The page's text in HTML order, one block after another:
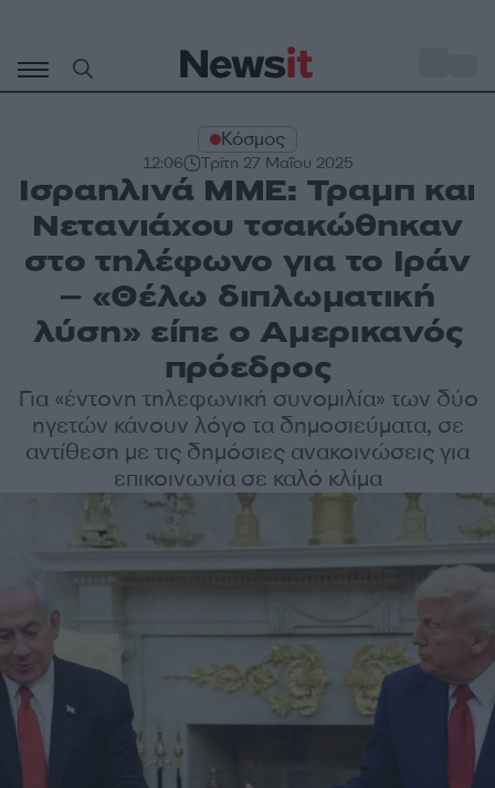
περιεχόμενο
Κόσμος
12:06 Τρίτη 27 Μαΐου 2025
Ισραηλινά ΜΜΕ: Τραμπ και
Νετανιάχου τσακώθηκαν
στο τηλέφωνο για το Ιράν
– «Θέλω διπλωματική
λύση» είπε ο Αμερικανός
πρόεδρος
Για «έντονη τηλεφωνική συνομιλία» των δύο
ηγετών κάνουν λόγο τα δημοσιεύματα, σε
αντίθεση με τις δημόσιες ανακοινώσεις για
επικοινωνία σε καλό κλίμα